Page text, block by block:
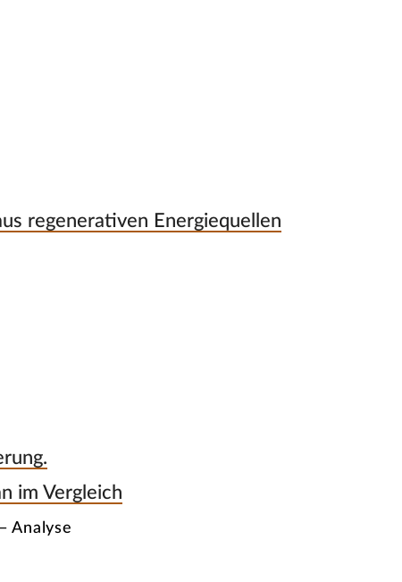
regenerativen Energiequellen
im Vergleich
Analyse